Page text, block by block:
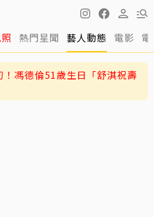
熱門星聞 藝人動態 電影
馮德倫51歲生日「舒淇祝壽